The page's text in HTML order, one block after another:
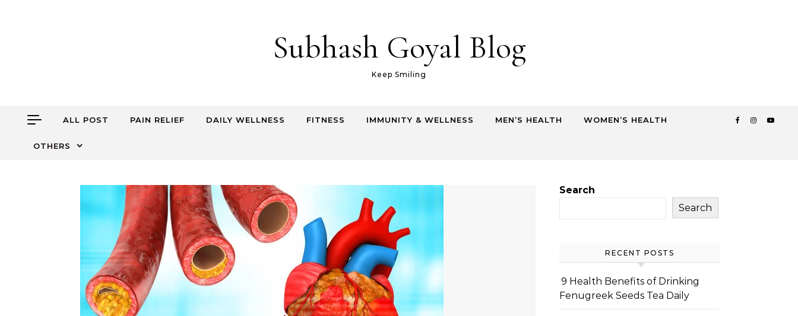
Subhash Goyal Blog
Keep Smiling
ALL POST PAIN RELIEF DAILY WELLNESS FITNESS IMMUNITY & WELLNESS MEN’S HEALTH WOMEN’S HEALTH
OTHERS
Search
Search
RECENT POSTS
9 Health Benefits of Drinking
Fenugreek Seeds Tea Daily